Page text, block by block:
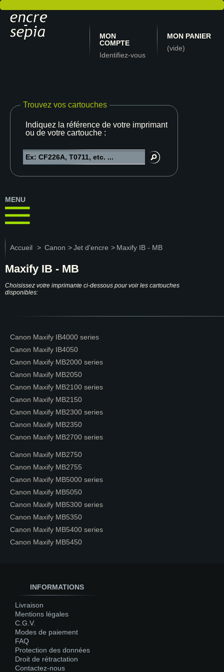
MON
COMPTE
Identifiez-vous
MON PANIER
(vide)
Trouvez vos cartouches
Indiquez la référence de votre imprimante
ou de votre cartouche :
MENU
Accueil > Canon >Jet d'encre > Maxify IB - MB
Maxify IB - MB
Choisissez votre imprimante ci-dessous pour voir les cartouches
disponibles:
Canon Maxify IB4000 series
Canon Maxify IB4050
Canon Maxify MB2000 series
Canon Maxify MB2050
Canon Maxify MB2100 series
Canon Maxify MB2150
Canon Maxify MB2300 series
Canon Maxify MB2350
Canon Maxify MB2700 series
Canon Maxify MB2750
Canon Maxify MB2755
Canon Maxify MB5000 series
Canon Maxify MB5050
Canon Maxify MB5300 series
Canon Maxify MB5350
Canon Maxify MB5400 series
Canon Maxify MB5450
INFORMATIONS
Livraison
Mentions légales
C.G.V.
Modes de paiement
FAQ
Protection des données
Droit de rétractation
Contactez-nous